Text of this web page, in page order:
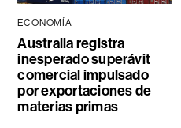
ECONOMÍA
Australia registra
inesperado superávit
comercial impulsado
por exportaciones de
materias primas